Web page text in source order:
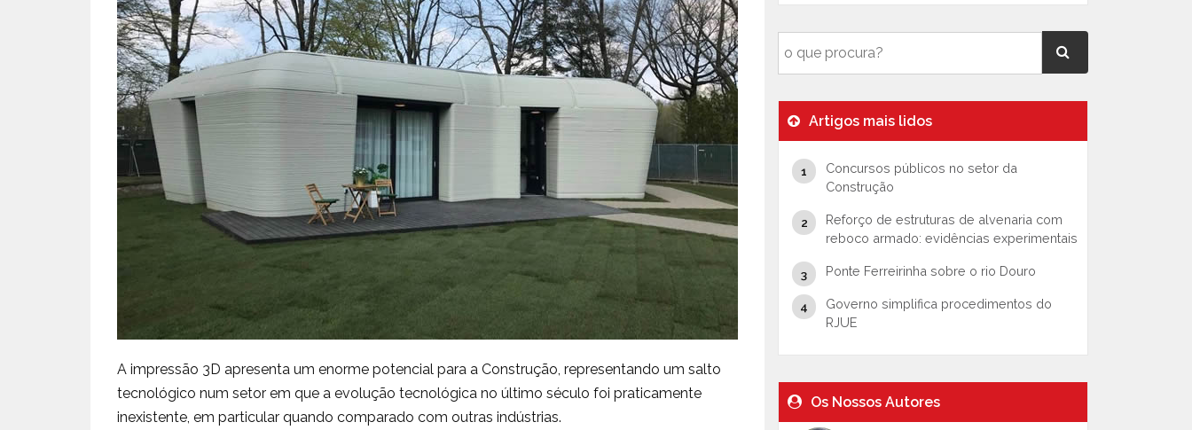
A impressão 3D apresenta um enorme potencial para a Construção, representando um salto
tecnológico num setor em que a evolução tecnológica no último século foi praticamente
inexistente, em particular quando comparado com outras indústrias.
Artigos mais lidos
Concursos públicos no setor da
Construção
Reforço de estruturas de alvenaria com
reboco armado: evidências experimentais
Ponte Ferreirinha sobre o rio Douro
Governo simplifica procedimentos do
RJUE
Os Nossos Autores